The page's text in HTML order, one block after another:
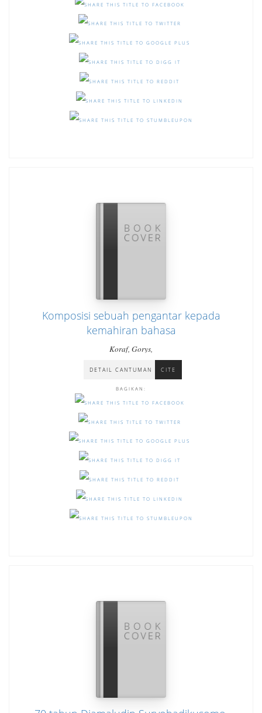
Komposisi sebuah pengantar kepada
kemahiran bahasa
Koraf, Gorys,
DETAIL CANTUMAN CITE
BAGIKAN: